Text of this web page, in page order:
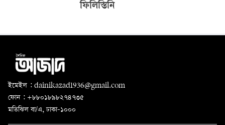
ফিলিস্তিনি
ইমেইল : dainikazad1936@gmail.com
ফোন : +৮৮০১৮৯৮২৭৪৭৩৫
মতিঝিল বা/এ, ঢাকা-১০০০